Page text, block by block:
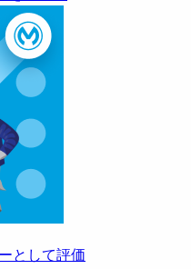
として評価